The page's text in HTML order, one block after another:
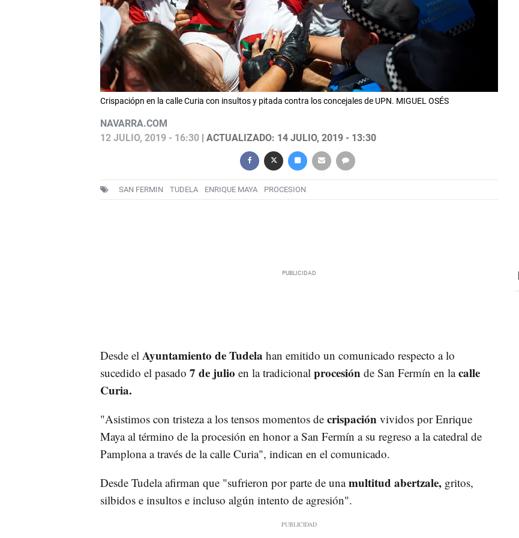
Crispaciópn en la calle Curia con insultos y pitada contra los concejales de UPN. MIGUEL OSÉS
NAVARRA.COM
12 JULIO, 2019 - 16:30| ACTUALIZADO: 14 JULIO, 2019 - 13:30
SAN FERMIN TUDELA ENRIQUE MAYA PROCESION
Desde elAyuntamiento de Tudela han emitido un comunicado respecto a lo
sucedido el pasado 7 de julio en la tradicional procesión de San Fermín en lacalle
Curia.
"Asistimos con tristeza a los tensos momentos de crispación vividos por Enrique
Maya al término de la procesión en honor a San Fermín a su regreso a la catedral de
Pamplona a través de la calle Curia", indican en el comunicado.
Desde Tudela afirman que "sufrieron por parte de unamultitud abertzale,gritos,
silbidos e insultos e incluso algún intento de agresión".